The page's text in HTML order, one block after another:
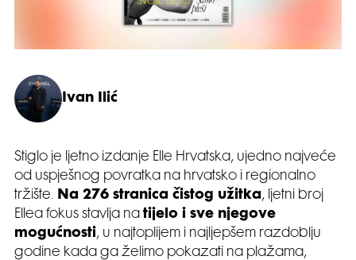
Ivan Ilić
Stiglo je ljetno izdanje Elle Hrvatska, ujedno najveće
od uspješnog povratka na hrvatsko i regionalno
tržište. Na 276 stranica čistog užitka, ljetni broj
Ellea fokus stavlja na tijelo i sve njegove
mogućnosti, u najtoplijem i najljepšem razdoblju
godine kada ga želimo pokazati na plažama,